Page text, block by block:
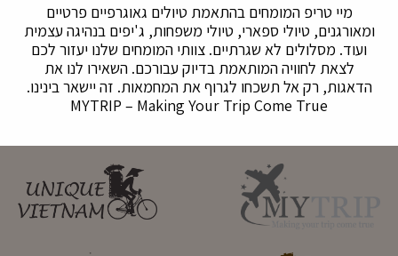
מיי טריפ המומחים בהתאמת טיולים גאוגרפיים פרטיים
ומאורגנים, טיולי ספארי, טיולי משפחות, ג'יפים בנהיגה עצמית
ועוד. מסלולים לא שגרתיים. צוותי המומחים שלנו יעזור לכם
לצאת לחוויה המותאמת בדיוק עבורכם. השאירו לנו את
הדאגות, רק אל תשכחו לגרוף את המחמאות. זה יישאר בינינו.
MYTRIP – Making Your Trip Come True